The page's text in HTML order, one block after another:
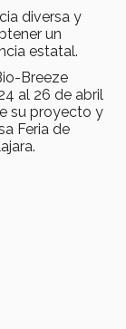
diversa y
un
estatal.
Breeze
al 26 de abril
su proyecto y
Feria de